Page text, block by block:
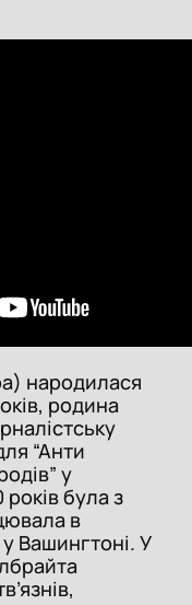
народилася
родина
“Анти
у
була з
в
Вашингтоні. У